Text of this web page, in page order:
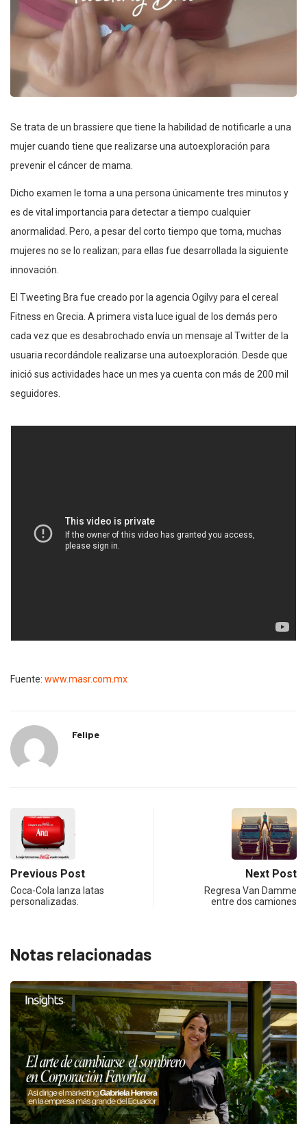
Se trata de un brassiere que tiene la habilidad de notificarle a una
mujer cuando tiene que realizarse una autoexploración para
prevenir el cáncer de mama.
Dicho examen le toma a una persona únicamente tres minutos y
es de vital importancia para detectar a tiempo cualquier
anormalidad. Pero, a pesar del corto tiempo que toma, muchas
mujeres no se lo realizan; para ellas fue desarrollada la siguiente
innovación.
El Tweeting Bra fue creado por la agencia Ogilvy para el cereal
Fitness en Grecia. A primera vista luce igual de los demás pero
cada vez que es desabrochado envía un mensaje al Twitter de la
usuaria recordándole realizarse una autoexploración. Desde que
inició sus actividades hace un mes ya cuenta con más de 200 mil
seguidores.
Fuente: www.masr.com.mx
Felipe
Previous Post
Coca-Cola lanza latas
personalizadas.
Next Post
Regresa Van Damme
entre dos camiones
Notas relacionadas